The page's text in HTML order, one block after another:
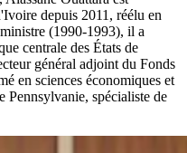
depuis 2011, réélu en
(1990-1993), il a
centrale des États de
général adjoint du Fonds
en sciences économiques et
Pennsylvanie, spécialiste de